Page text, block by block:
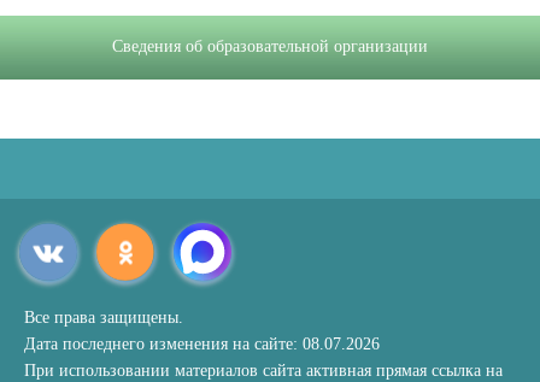
Сведения об образовательной организации
Все права защищены.
Дата последнего изменения на сайте: 08.07.2026
При использовании материалов сайта активная прямая ссылка на